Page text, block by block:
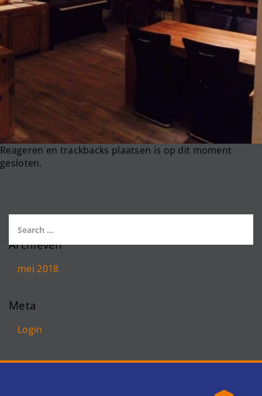
Reageren en trackbacks plaatsen is op dit moment
gesloten.
Archieven
mei 2018
Meta
Login